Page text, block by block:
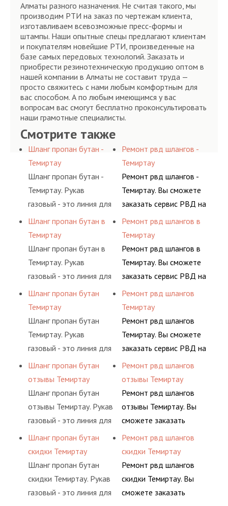
Алматы разного назначения. Не считая такого, мы
производим РТИ на заказ по чертежам клиента,
изготавливаем всевозможные пресс-формы и
штампы. Наши опытные спецы предлагают клиентам
и покупателям новейшие РТИ, произведенные на
базе самых передовых технологий. Заказать и
приобрести резинотехническую продукцию оптом в
нашей компании в Алматы не составит труда —
просто свяжитесь с нами любым комфортным для
вас способом. А по любым имеющимся у вас
вопросам вас смогут бесплатно проконсультировать
наши грамотные специалисты.
Смотрите также
Шланг пропан бутан -
Темиртау
Шланг пропан бутан -
Темиртау. Рукав
газовый - это линия для
подачи сжатого
воздуха и различных
типов сжиженного газа
(кислород, аргон, метан,
пропан, бутан,
определенными
элементами системы.
Шланг пропан бутан в
Темиртау
Шланг пропан бутан в
Темиртау. Рукав
газовый - это линия для
подачи сжатого
воздуха и различных
типов сжиженного газа
(кислород, аргон, метан,
пропан, бутан,
определенными
элементами системы.
Шланг пропан бутан
Темиртау
Шланг пропан бутан
Темиртау. Рукав
газовый - это линия для
подачи сжатого
воздуха и различных
типов сжиженного газа
(кислород, аргон, метан,
пропан, бутан,
определенными
элементами системы.
Шланг пропан бутан
отзывы Темиртау
Шланг пропан бутан
отзывы Темиртау. Рукав
газовый - это линия для
подачи сжатого
воздуха и различных
типов сжиженного газа
(кислород, аргон, метан,
пропан, бутан,
Шланг пропан бутан
скидки Темиртау
Шланг пропан бутан
скидки Темиртау. Рукав
газовый - это линия для
Ремонт рвд шлангов -
Темиртау
Ремонт рвд шлангов -
Темиртау. Вы сможете
заказать сервис РВД на
разовой основе либо на
условиях
долговременного
комплексного
обслуживания
предприятия.
Ремонт рвд шлангов в
Темиртау
Ремонт рвд шлангов в
Темиртау. Вы сможете
заказать сервис РВД на
разовой основе либо на
условиях
долговременного
комплексного
обслуживания
предприятия.
Ремонт рвд шлангов
Темиртау
Ремонт рвд шлангов
Темиртау. Вы сможете
заказать сервис РВД на
разовой основе либо на
условиях
долговременного
комплексного
обслуживания
предприятия.
Ремонт рвд шлангов
отзывы Темиртау
Ремонт рвд шлангов
отзывы Темиртау. Вы
сможете заказать
сервис РВД на разовой
основе либо на
условиях
долговременного
комплексного
Ремонт рвд шлангов
скидки Темиртау
Ремонт рвд шлангов
скидки Темиртау. Вы
сможете заказать